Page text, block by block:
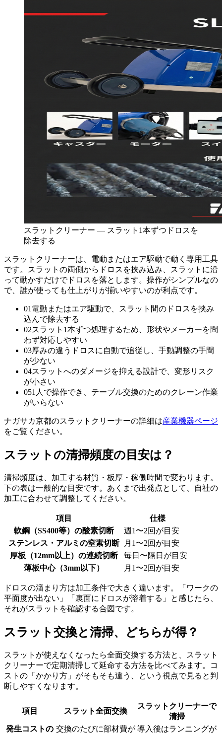
スラットクリーナー — スラット1本ずつドロスを
除去する
スラットクリーナーは、電動またはエア駆動で動く専用工具
です。スラットの両側からドロスを挟み込み、スラットに沿
って動かすだけでドロスを落とします。操作がシンプルなの
で、誰が使っても仕上がりが揃いやすいのが利点です。
01 電動またはエア駆動で、スラット間のドロスを挟み
込んで除去する
02スラット1本ずつ処理するため、形状やメーカーを問
わず対応しやすい
03厚みの違うドロスに自動で追従し、手動調整の手間
が少ない
04スラットへのダメージを抑える設計で、変形リスク
が小さい
051人で操作でき、テーブル交換のためのクレーン作業
がいらない
ナガサカ京都のスラットクリーナーの詳細は産業機器ページ
をご覧ください。
スラットの清掃頻度の目安は？
清掃頻度は、加工する材質・板厚・稼働時間で変わります。
下の表は一般的な目安です。あくまで出発点として、自社の
加工に合わせて調整してください。
項目
仕様
軟鋼（SS400等）の酸素切断
週1〜2回が目安
ステンレス・アルミの窒素切断
月1〜2回が目安
厚板（12mm以上）の連続切断
毎日〜隔日が目安
薄板中心（3mm以下）
月1〜2回が目安
ドロスの溜まり方は加工条件で大きく違います。「ワークの
平面度が出ない」「裏面にドロスが溶着する」と感じたら、
それがスラットを確認する合図です。
スラット交換と清掃、どちらが得？
スラットが使えなくなったら全面交換する方法と、スラット
クリーナーで定期清掃して延命する方法を比べてみます。コ
ストの「かかり方」がそもそも違う、という視点で見ると判
断しやすくなります。
項目 スラット全面交換
スラットクリーナーで
清掃
発生コストの 交換のたびに部材費が 導入後はランニングが